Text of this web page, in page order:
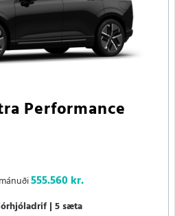
Performance
555.560 kr.
5 sæta